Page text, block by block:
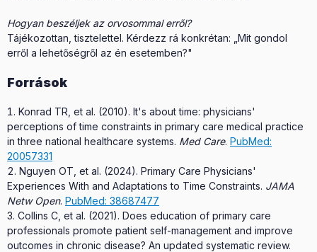
Hogyan beszéljek az orvosommal erről?
Tájékozottan, tisztelettel. Kérdezz rá konkrétan: „Mit gondol
erről a lehetőségről az én esetemben?"
Források
Konrad TR, et al. (2010). It's about time: physicians'
perceptions of time constraints in primary care medical practice
in three national healthcare systems. Med Care. PubMed:
20057331
Nguyen OT, et al. (2024). Primary Care Physicians'
Experiences With and Adaptations to Time Constraints. JAMA
Netw Open. PubMed: 38687477
Collins C, et al. (2021). Does education of primary care
professionals promote patient self-management and improve
outcomes in chronic disease? An updated systematic review.